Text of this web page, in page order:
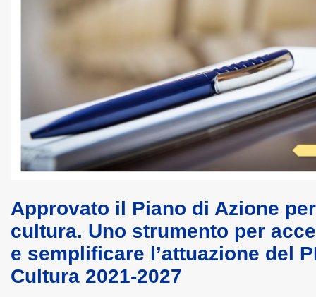
Approvato il Piano di Azione
cultura. Uno strumento per
e semplificare l’attuazione del
Cultura 2021-2027